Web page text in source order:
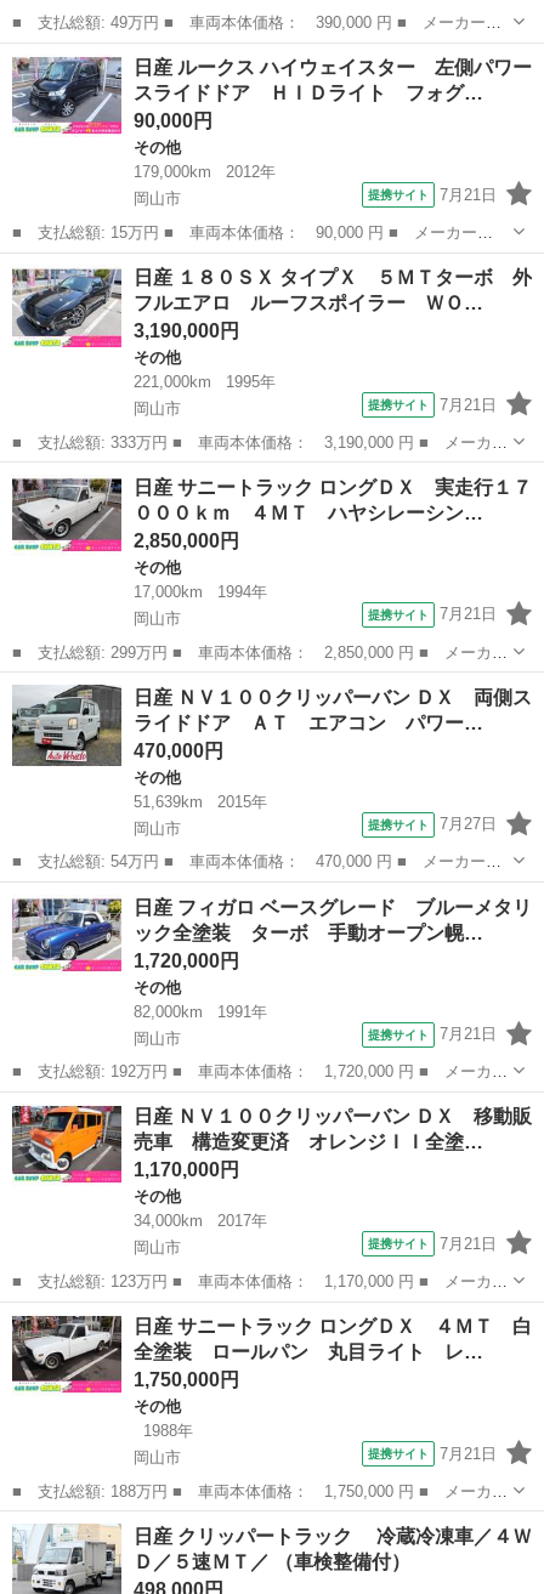
■ 支払総額: 49万円 ■ 車両本体価格： 390,000 円 ■ メーカー
名： 日産 ■ 車種名： ティーダ ■ グレード名： １５Ｍ ■ 排
気量： 1500cc ■ ドア枚数： 5D ■ ミッション： CVT ■ 店...
岡山 岡山市 その他
日産 ルークス ハイウェイスター 左側パワー
スライドドア ＨＩＤライト フォグ…
90,000円
その他
179,000km
2012年
岡山市
提携サイト 7月21日
■ 支払総額: 15万円 ■ 車両本体価格： 90,000 円 ■ メーカー
名： 日産 ■ 車種名： ルークス ■ グレード名： ハイウェイス
ター 左側パワースライドドア ＨＩＤライト フォグ 純正１４Ａ
Ｗ スマートキー ...
岡山 岡山市 その他
日産 １８０ＳＸ タイプＸ ５ＭＴターボ 外
フルエアロ ルーフスポイラー ＷＯ…
3,190,000円
その他
221,000km
1995年
岡山市
提携サイト 7月21日
■ 支払総額: 333万円 ■ 車両本体価格： 3,190,000 円 ■ メーカー
名： 日産 ■ 車種名： １８０ＳＸ ■ グレード名： タイプＸ
５ＭＴターボ 外フルエアロ ルーフスポイラー ＷＯＲＫ１７Ａ
Ｗ 車高調 ...
岡山 岡山市 その他
日産 サニートラック ロングＤＸ 実走行１７
０００ｋｍ ４ＭＴ ハヤシレーシン…
2,850,000円
その他
17,000km
1994年
岡山市
提携サイト 7月21日
■ 支払総額: 299万円 ■ 車両本体価格： 2,850,000 円 ■ メーカー
名： 日産 ■ 車種名： サニートラック ■ グレード名： ロング
ＤＸ 実走行１７０００ｋｍ ４ＭＴ ハヤシレーシング１４ＡＷ
タイヤ６分...
岡山 岡山市 その他
日産 ＮＶ１００クリッパーバン ＤＸ 両側ス
ライドドア ＡＴ エアコン パワー…
470,000円
その他
51,639km
2015年
岡山市
提携サイト 7月27日
■ 支払総額: 54万円 ■ 車両本体価格： 470,000 円 ■ メーカー
名： 日産 ■ 車種名： ＮＶ１００クリッパーバン ■ グレード
名： ＤＸ 両側スライドドア ＡＴ エアコン パワーステアリン
グ 運転席エアバッ...
岡山 岡山市 その他
日産 フィガロ ベースグレード ブルーメタリ
ック全塗装 ターボ 手動オープン幌…
1,720,000円
その他
82,000km
1991年
岡山市
提携サイト 7月21日
■ 支払総額: 192万円 ■ 車両本体価格： 1,720,000 円 ■ メーカー
名： 日産 ■ 車種名： フィガロ ■ グレード名： ベースグレー
ド ブルーメタリック全塗装 ターボ 手動オープン幌 新品シート
カバー 実...
岡山 岡山市 その他
日産 ＮＶ１００クリッパーバン ＤＸ 移動販
売車 構造変更済 オレンジＩＩ全塗…
1,170,000円
その他
34,000km
2017年
岡山市
提携サイト 7月21日
■ 支払総額: 123万円 ■ 車両本体価格： 1,170,000 円 ■ メーカー
名： 日産 ■ 車種名： ＮＶ１００クリッパーバン ■ グレード
名： ＤＸ 移動販売車 構造変更済 オレンジＩＩ全塗装 キャル
ルックカスタ...
岡山 岡山市 その他
日産 サニートラック ロングＤＸ ４ＭＴ 白
全塗装 ロールパン 丸目ライト レ…
1,750,000円
その他
1988年
岡山市
提携サイト 7月21日
■ 支払総額: 188万円 ■ 車両本体価格： 1,750,000 円 ■ メーカー
名： 日産 ■ 車種名： サニートラック ■ グレード名： ロング
ＤＸ ４ＭＴ 白全塗装 ロールパン 丸目ライト レカロシート
ハヤシレー...
岡山 岡山市 その他
日産 クリッパートラック 冷蔵冷凍車／４Ｗ
Ｄ／５速ＭＴ／ （車検整備付）
498,000円